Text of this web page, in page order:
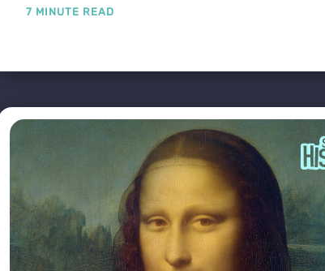
7 MINUTE READ